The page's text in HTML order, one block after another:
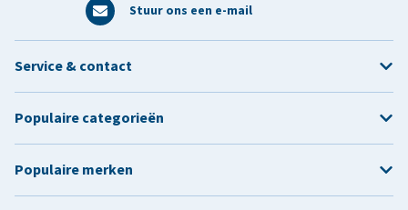
Stuur ons een e-mail
Service & contact
Populaire categorieën
Populaire merken